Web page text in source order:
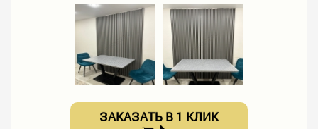
ЗАКАЗАТЬ В 1 КЛИК